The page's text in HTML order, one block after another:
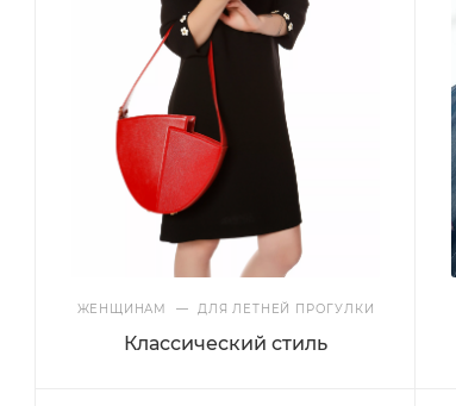
ЖЕНЩИНАМ — ДЛЯ ЛЕТНЕЙ ПРОГУЛКИ
Классический стиль